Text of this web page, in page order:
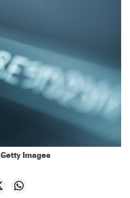
Getty Images